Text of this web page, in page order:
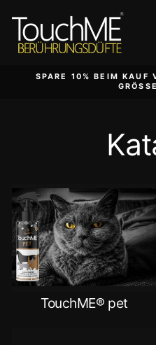
zum
Inhalt
SPARE 10% BEIM KAUF
TouchME® pet